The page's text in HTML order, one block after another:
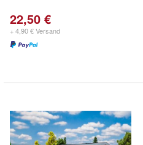
22,50 €
+ 4,90 € Versand